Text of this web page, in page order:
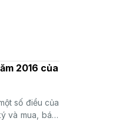
2016 của
số điều của
và mua, bán,